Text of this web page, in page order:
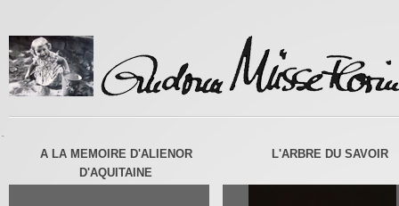
A LA MEMOIRE D'ALIENOR
D'AQUITAINE
L'ARBRE DU SAVOIR
-